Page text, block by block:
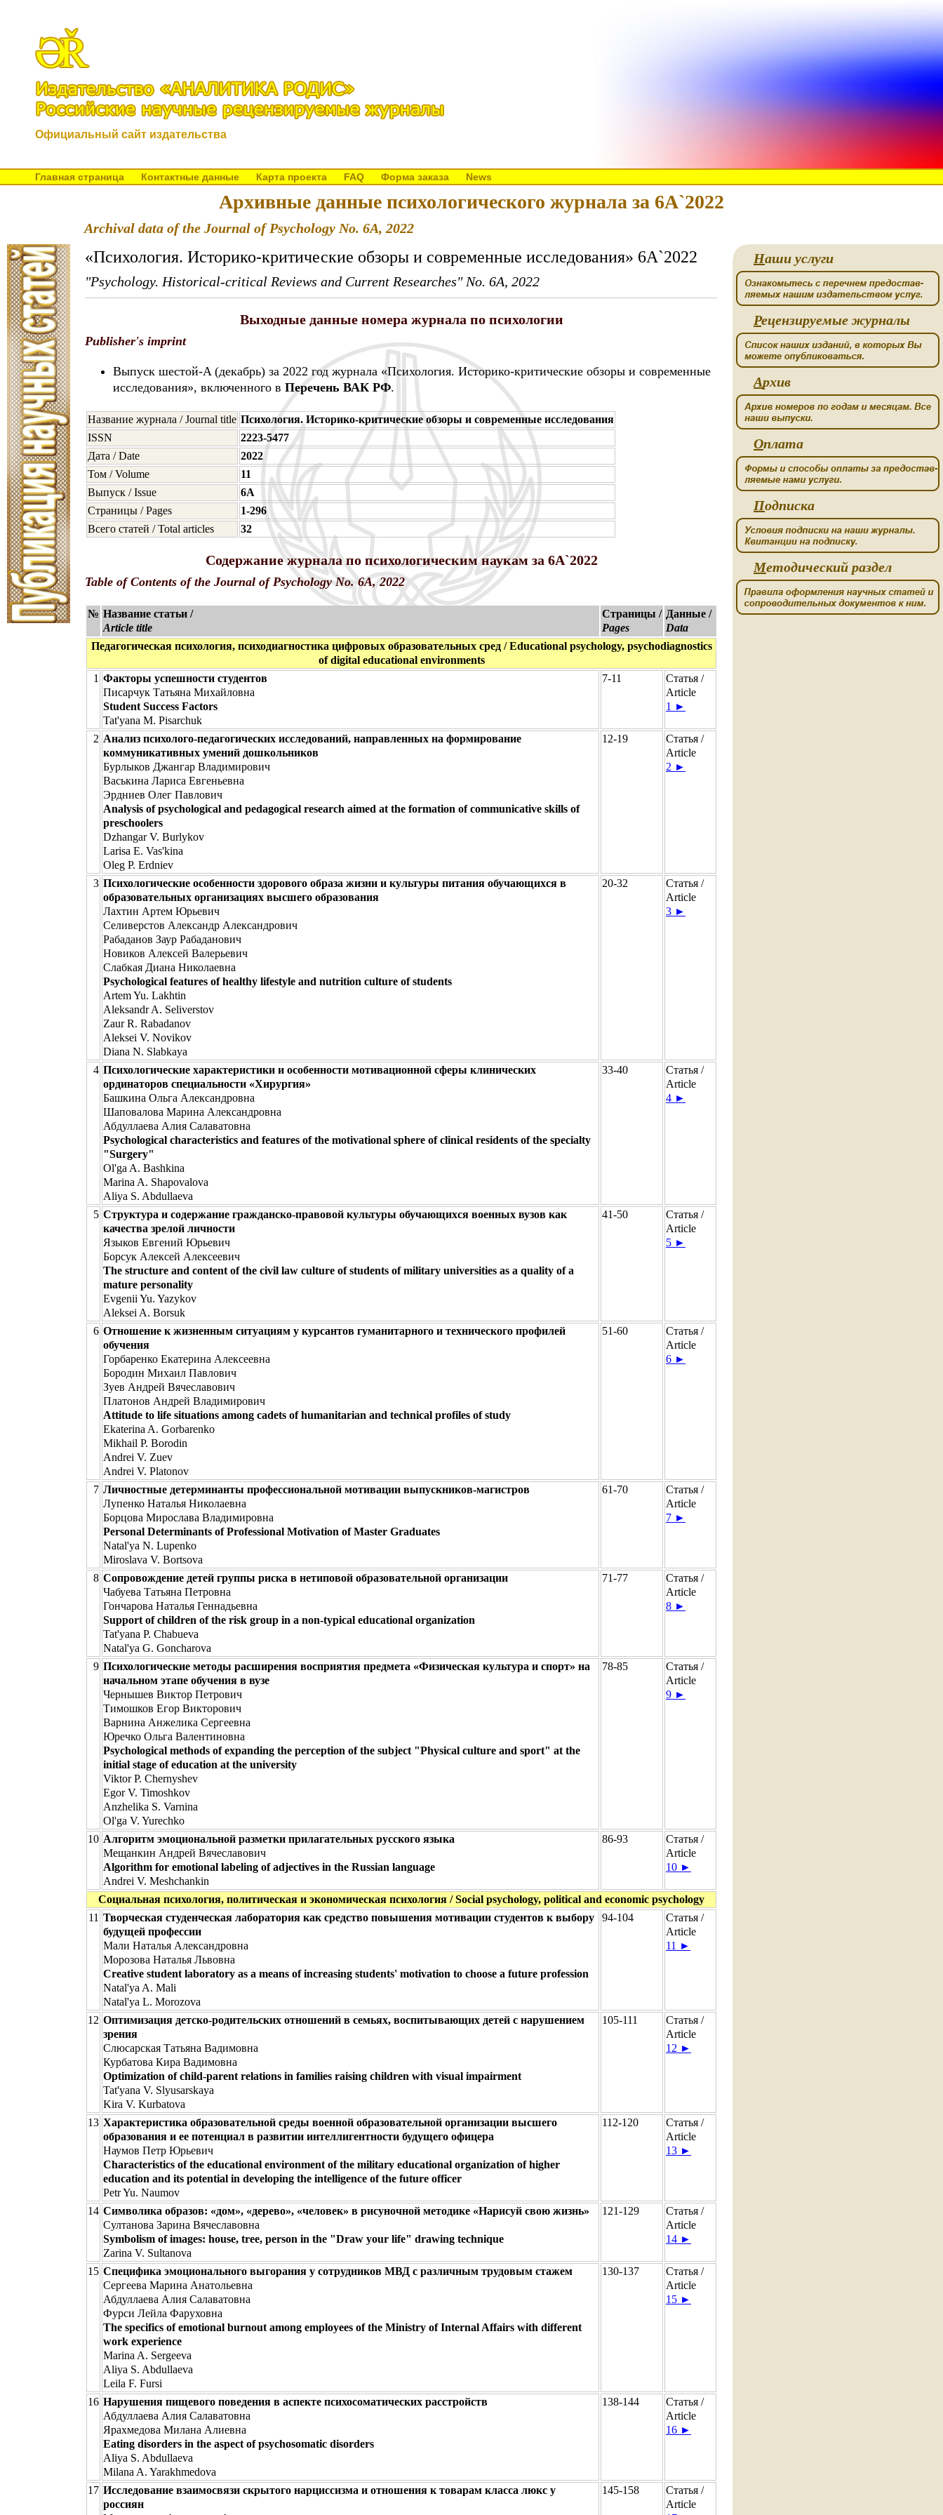
Официальный сайт издательства
Главная страница Контактные данные Карта проекта FAQ Форма заказа News
Архивные данные психологического журнала за 6A`2022
Archival data of the Journal of Psychology No. 6A, 2022
Наши услуги
Рецензируемые журналы
Архив
Оплата
Подписка
Методический раздел
«Психология. Историко-критические обзоры и современные исследования» 6A`2022
"Psychology. Historical-critical Reviews and Current Researches" No. 6A, 2022
Выходные данные номера журнала по психологии
Publisher's imprint
Выпуск шестой-A (декабрь) за 2022 год журнала «Психология. Историко-критические обзоры и современные
исследования», включенного в Перечень ВАК РФ.
Название журнала / Journal title Психология. Историко-критические обзоры и современные исследования
ISSN
2223-5477
Дата / Date
2022
Том / Volume
11
Выпуск / Issue
6A
Страницы / Pages
1-296
Всего статей / Total articles
32
Содержание журнала по психологическим наукам за 6A`2022
Table of Contents of the Journal of Psychology No. 6A, 2022
№ Название статьи /
Article title
Страницы /
Pages
Данные /
Data
Педагогическая психология, психодиагностика цифровых образовательных сред / Educational psychology, psychodiagnostics
of digital educational environments
1 Факторы успешности студентов
Писарчук Татьяна Михайловна
Student Success Factors
Tat'yana M. Pisarchuk
7-11
Статья /
Article
1 ►
2 Анализ психолого-педагогических исследований, направленных на формирование
коммуникативных умений дошкольников
Бурлыков Джангар Владимирович
Васькина Лариса Евгеньевна
Эрдниев Олег Павлович
Analysis of psychological and pedagogical research aimed at the formation of communicative skills of
preschoolers
Dzhangar V. Burlykov
Larisa E. Vas'kina
Oleg P. Erdniev
12-19
Статья /
Article
2 ►
3 Психологические особенности здорового образа жизни и культуры питания обучающихся в
образовательных организациях высшего образования
Лахтин Артем Юрьевич
Селиверстов Александр Александрович
Рабаданов Заур Рабаданович
Новиков Алексей Валерьевич
Слабкая Диана Николаевна
Psychological features of healthy lifestyle and nutrition culture of students
Artem Yu. Lakhtin
Aleksandr A. Seliverstov
Zaur R. Rabadanov
Aleksei V. Novikov
Diana N. Slabkaya
20-32
Статья /
Article
3 ►
4 Психологические характеристики и особенности мотивационной сферы клинических
ординаторов специальности «Хирургия»
Башкина Ольга Александровна
Шаповалова Марина Александровна
Абдуллаева Алия Салаватовна
Psychological characteristics and features of the motivational sphere of clinical residents of the specialty
"Surgery"
Ol'ga A. Bashkina
Marina A. Shapovalova
Aliya S. Abdullaeva
33-40
Статья /
Article
4 ►
5 Структура и содержание гражданско-правовой культуры обучающихся военных вузов как
качества зрелой личности
Языков Евгений Юрьевич
Борсук Алексей Алексеевич
The structure and content of the civil law culture of students of military universities as a quality of a
mature personality
Evgenii Yu. Yazykov
Aleksei A. Borsuk
41-50
Статья /
Article
5 ►
6 Отношение к жизненным ситуациям у курсантов гуманитарного и технического профилей
обучения
Горбаренко Екатерина Алексеевна
Бородин Михаил Павлович
Зуев Андрей Вячеславович
Платонов Андрей Владимирович
Attitude to life situations among cadets of humanitarian and technical profiles of study
Ekaterina A. Gorbarenko
Mikhail P. Borodin
Andrei V. Zuev
Andrei V. Platonov
51-60
Статья /
Article
6 ►
7 Личностные детерминанты профессиональной мотивации выпускников-магистров
Лупенко Наталья Николаевна
Борцова Мирослава Владимировна
Personal Determinants of Professional Motivation of Master Graduates
Natal'ya N. Lupenko
Miroslava V. Bortsova
61-70
Статья /
Article
7 ►
8 Сопровождение детей группы риска в нетиповой образовательной организации
Чабуева Татьяна Петровна
Гончарова Наталья Геннадьевна
Support of children of the risk group in a non-typical educational organization
Tat'yana P. Chabueva
Natal'ya G. Goncharova
71-77
Статья /
Article
8 ►
9 Психологические методы расширения восприятия предмета «Физическая культура и спорт» на
начальном этапе обучения в вузе
Чернышев Виктор Петрович
Тимошков Егор Викторович
Варнина Анжелика Сергеевна
Юречко Ольга Валентиновна
Psychological methods of expanding the perception of the subject "Physical culture and sport" at the
initial stage of education at the university
Viktor P. Chernyshev
Egor V. Timoshkov
Anzhelika S. Varnina
Ol'ga V. Yurechko
78-85
Статья /
Article
9 ►
10 Алгоритм эмоциональной разметки прилагательных русского языка
Мещанкин Андрей Вячеславович
Algorithm for emotional labeling of adjectives in the Russian language
Andrei V. Meshchankin
86-93
Статья /
Article
10 ►
Социальная психология, политическая и экономическая психология / Social psychology, political and economic psychology
11 Творческая студенческая лаборатория как средство повышения мотивации студентов к выбору
будущей профессии
Мали Наталья Александровна
Морозова Наталья Львовна
Creative student laboratory as a means of increasing students' motivation to choose a future profession
Natal'ya A. Mali
Natal'ya L. Morozova
94-104
Статья /
Article
11 ►
12 Оптимизация детско-родительских отношений в семьях, воспитывающих детей с нарушением
зрения
Слюсарская Татьяна Вадимовна
Курбатова Кира Вадимовна
Optimization of child-parent relations in families raising children with visual impairment
Tat'yana V. Slyusarskaya
Kira V. Kurbatova
105-111
Статья /
Article
12 ►
13 Характеристика образовательной среды военной образовательной организации высшего
образования и ее потенциал в развитии интеллигентности будущего офицера
Наумов Петр Юрьевич
Characteristics of the educational environment of the military educational organization of higher
education and its potential in developing the intelligence of the future officer
Petr Yu. Naumov
112-120
Статья /
Article
13 ►
14 Символика образов: «дом», «дерево», «человек» в рисуночной методике «Нарисуй свою жизнь»
Султанова Зарина Вячеславовна
Symbolism of images: house, tree, person in the "Draw your life" drawing technique
Zarina V. Sultanova
121-129
Статья /
Article
14 ►
15 Специфика эмоционального выгорания у сотрудников МВД с различным трудовым стажем
Сергеева Марина Анатольевна
Абдуллаева Алия Салаватовна
Фурси Лейла Фаруховна
The specifics of emotional burnout among employees of the Ministry of Internal Affairs with different
work experience
Marina A. Sergeeva
Aliya S. Abdullaeva
Leila F. Fursi
130-137
Статья /
Article
15 ►
16 Нарушения пищевого поведения в аспекте психосоматических расстройств
Абдуллаева Алия Салаватовна
Ярахмедова Милана Алиевна
Eating disorders in the aspect of psychosomatic disorders
Aliya S. Abdullaeva
Milana A. Yarakhmedova
138-144
Статья /
Article
16 ►
17 Исследование взаимосвязи скрытого нарциссизма и отношения к товарам класса люкс у
россиян
145-158
Статья /
Article